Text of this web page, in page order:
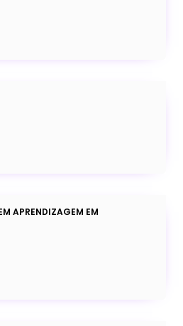
APRENDIZAGEM EM